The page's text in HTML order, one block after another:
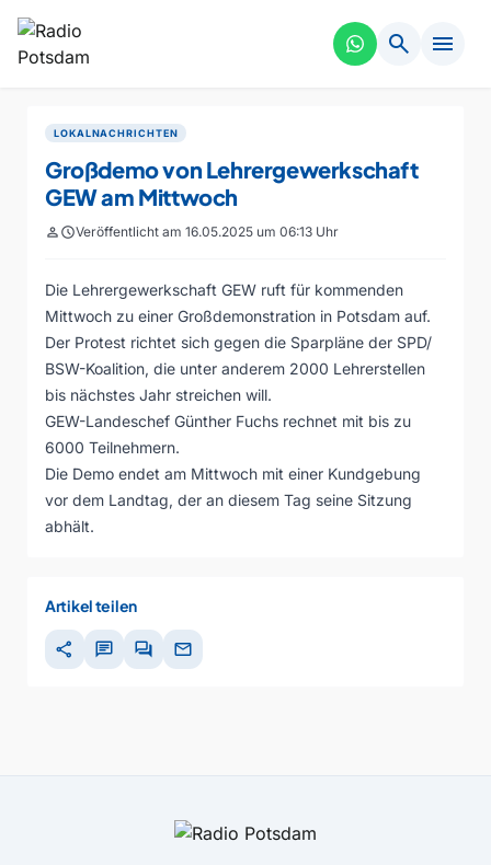
search menu
LOKALNACHRICHTEN
Großdemo von Lehrergewerkschaft
GEW am Mittwoch
personscheduleVeröffentlicht am 16.05.2025 um 06:13 Uhr
Die Lehrergewerkschaft GEW ruft für kommenden
Mittwoch zu einer Großdemonstration in Potsdam auf.
Der Protest richtet sich gegen die Sparpläne der SPD/
BSW-Koalition, die unter anderem 2000 Lehrerstellen
bis nächstes Jahr streichen will.
GEW-Landeschef Günther Fuchs rechnet mit bis zu
6000 Teilnehmern.
Die Demo endet am Mittwoch mit einer Kundgebung
vor dem Landtag, der an diesem Tag seine Sitzung
abhält.
Artikel teilen
share chat forum mail